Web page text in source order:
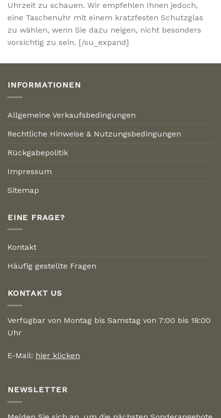
Uhrzeit zu schauen. Wir empfehlen Ihnen jedoch,
eine Taschenuhr mit einem kratzfesten Schutzglas
zu wählen, wenn Sie dazu neigen, nicht besonders
vorsichtig zu sein. [/su_expand]
INFORMATIONEN
Allgemeine Verkaufsbedingungen
Rechtliche Hinweise & Nutzungsbedingungen
Rückgabepolitik
Impressum
Sitemap
EINE FRAGE?
Kontakt
Häufig gestellte Fragen
KONTAKT US
Verfügbar von Montag bis Samstag von 7:00 bis 18:00
Uhr
E-Mail: hier klicken
NEWSLETTER